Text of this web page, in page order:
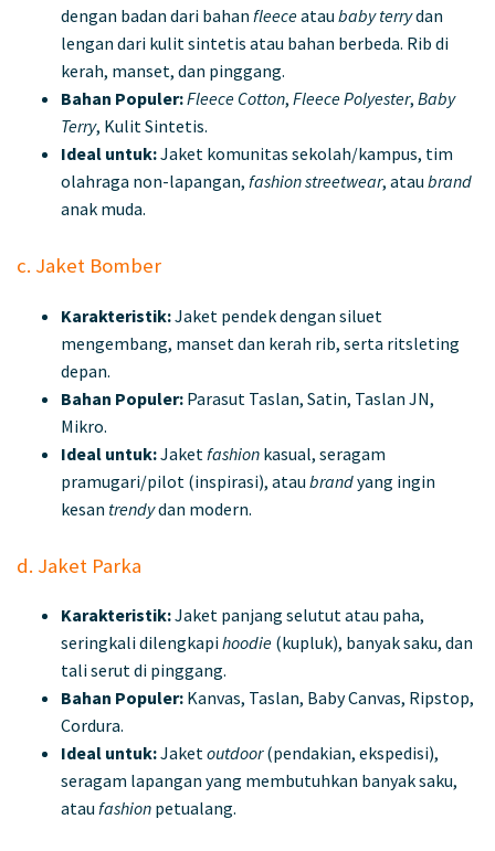
dengan badan dari bahan fleeceatau baby terrydan
lengan dari kulit sintetis atau bahan berbeda. Rib di
kerah, manset, dan pinggang.
Bahan Populer:Fleece Cotton, Fleece Polyester, Baby
Terry, Kulit Sintetis.
Ideal untuk:Jaket komunitas sekolah/kampus, tim
olahraga non-lapangan, fashion streetwear, atau brand
anak muda.
c. Jaket Bomber
Karakteristik:Jaket pendek dengan siluet
mengembang, manset dan kerah rib, serta ritsleting
depan.
Bahan Populer: Parasut Taslan, Satin, Taslan JN,
Mikro.
Ideal untuk:Jaket fashion kasual, seragam
pramugari/pilot (inspirasi), atau brandyang ingin
kesan trendydan modern.
d. Jaket Parka
Karakteristik:Jaket panjang selutut atau paha,
seringkali dilengkapihoodie (kupluk), banyak saku, dan
tali serut di pinggang.
Bahan Populer: Kanvas, Taslan, Baby Canvas, Ripstop,
Cordura.
Ideal untuk:Jaketoutdoor(pendakian, ekspedisi),
seragam lapangan yang membutuhkan banyak saku,
atau fashion petualang.